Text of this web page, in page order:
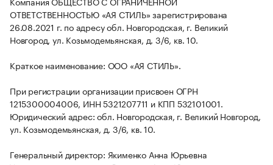
ОТВЕТСТВЕННОСТЬЮ «АЯ СТИЛЬ» зарегистрирована
26.08.2021 г. по адресу обл. Новгородская, г. Великий
Новгород, ул. Козьмодемьянская, д. 3/6, кв. 10.
Краткое наименование: ООО «АЯ СТИЛЬ».
При регистрации организации присвоен ОГРН
1215300004006, ИНН 5321207711 и КПП 532101001.
Юридический адрес: обл. Новгородская, г. Великий Новгород,
ул. Козьмодемьянская, д. 3/6, кв. 10.
Генеральный директор: Якименко Анна Юрьевна